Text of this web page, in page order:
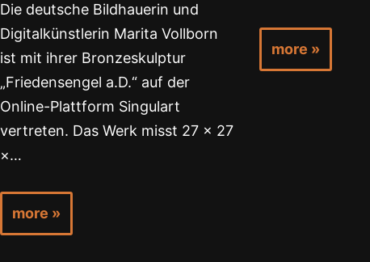
Die deutsche Bildhauerin und
Digitalkünstlerin Marita Vollborn
ist mit ihrer Bronzeskulptur
„Friedensengel a.D.“ auf der
Online-Plattform Singulart
vertreten. Das Werk misst 27 × 27
×…
more »
more »